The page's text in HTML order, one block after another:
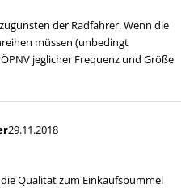
der Radfahrer. Wenn die
müssen (unbedingt
jeglicher Frequenz und Größe
29.11.2018
Qualität zum Einkaufsbummel